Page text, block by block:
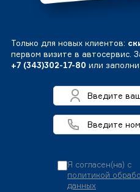
Только для новых клиентов:
первом визите в автосервис.
+7 (343)302-17-80 или
Я согласен(на) с
политикой
данных